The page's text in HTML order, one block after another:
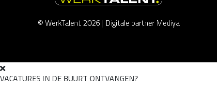
© WerkTalent 2026 | Digitale partner Mediya
VACATURES IN DE BUURT ONTVANGEN?